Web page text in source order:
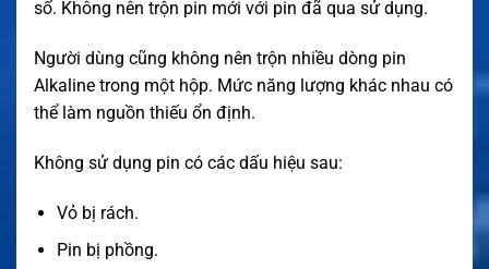
số. Không nên trộn pin mới với pin đã qua sử dụng.
Người dùng cũng không nên trộn nhiều dòng pin
Alkaline trong một hộp. Mức năng lượng khác nhau có
thể làm nguồn thiếu ổn định.
Không sử dụng pin có các dấu hiệu sau:
Vỏ bị rách.
Pin bị phồng.